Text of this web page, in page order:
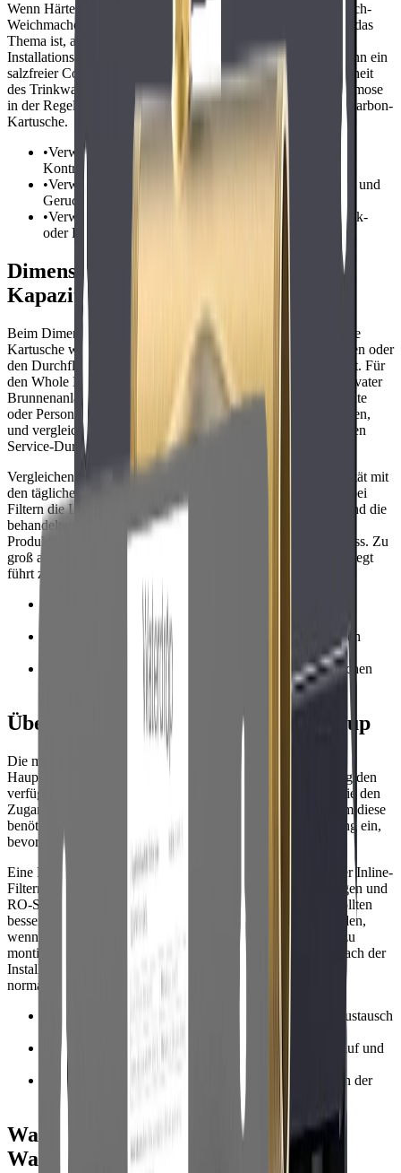
Wenn Härte das Hauptproblem ist, ist ein echter Ionenaustausch-
Weichmacher noch immer die direkteste Lösung. Wenn Kalk das
Thema ist, aber Salzabgabe oder
Installations-/Rohrleitungsbedingungen eine Rolle spielen, kann ein
salzfreier Conditioner ein Vergleich wert sein. Wenn die Reinheit
des Trinkwassers im Vordergrund steht, bietet eine Umkehrosmose
in der Regel eine umfassendere Reduktion als eine einfache Carbon-
Kartusche.
•Verwenden Sie Weichmacher oder Conditioner für die
Kontrolle von Härte und Kalk.
•Verwenden Sie Carbonfiltration für Chlor, Geschmack und
Geruch.
•Verwenden Sie Umkehrosmose, wenn hochreines Trink-
oder Prozesswasser entscheidend ist.
Dimensionierung, Durchflussrate und
Kapazität
Beim Dimensionieren machen viele Käufer Fehler. Eine kleine
Kartusche wirkt vielleicht günstig, kann aber schnell verstopfen oder
den Durchfluss einschränken, wenn der Wasserbedarf hoch ist. Für
den Whole House-Wasserfilter bei Bakterienbedenken aus privater
Brunnenanlage: Schätzen Sie die Anzahl der Armaturen, Geräte
oder Personen, die während der stärksten Stunde Wasser nutzen,
und vergleichen Sie dann diese Nachfrage mit der angegebenen
Service-Durchflussleistung des Systems.
Vergleichen Sie bei Weichmachern die Körner-/Grain-Kapazität mit
den täglichen Gallonen und dem Härtegrad. Vergleichen Sie bei
Filtern die Lebensdauer der Kartusche, die Micron-Angabe und die
behandelten Gallonen. Bei RO-Systemen prüfen Sie die
Produktionsrate sowie den Speicher- oder tanklosen Durchfluss. Zu
groß ausgelegt kann Geld verschwenden, aber zu klein ausgelegt
führt zu Druckverlusten und häufigerer Wartung.
Prüfen Sie die Service-Durchflussrate – nicht nur die
gesamte Gallonen-Kapazität.
Dimensionieren Sie Weichmacher anhand der täglichen
Gallonen multipliziert mit den Härte-Grains.
Wählen Sie Kartuschen und Membranen mit realistischen
Austauschintervallen.
Überlegungen zu Installation und Setup
Die meisten Systeme für dieses Keyword werden an der
Hauptwasserleitung installiert. Messen Sie vor der Bestellung den
verfügbaren Platz, prüfen Sie die Rohrgröße und ermitteln Sie den
Zugang zu Ablauf, Strom und Absperrventil, falls das System diese
benötigt. Holen Sie bei gemieteten Räumen die Genehmigung ein,
bevor Sie die Sanitärinstallation verändern.
Eine DIY-Installation kann bei einfachen Tisch-, Dusch- oder Inline-
Filtern funktionieren. Gewerbliche Weichmacher, Hausanlagen und
RO-Systeme, die Ablaufschläuche/-anschlüsse benötigen, sollten
besser von einem Installateur (Klempner) übernommen werden,
wenn Sie nicht sicher sind, Rohre zu durchtrennen, Ventile zu
montieren oder lokale Vorschriften zu erfüllen. Spülen Sie nach der
Installation das System vollständig durch und prüfen Sie bei
normalem Betriebsdruck auf Lecks.
Messen Sie den Platz für Tanks, Gehäuse und den Austausch
der Kartuschen.
Prüfen Sie vor dem Kauf die Anforderungen an Ablauf und
Strom.
Spülen Sie neue Filter durch und überprüfen Sie nach der
Installation alle Anschlüsse erneut.
Wartung, Kosten der Nutzung und
Warnsignale